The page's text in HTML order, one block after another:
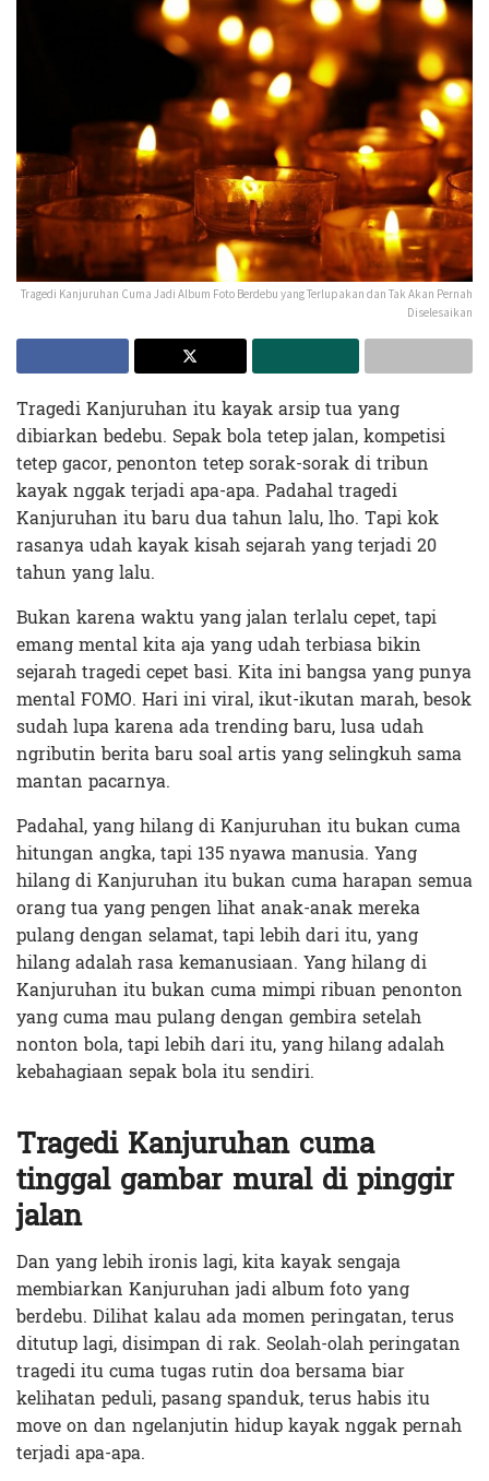
Tragedi Kanjuruhan Cuma Jadi Album Foto Berdebu yang Terlupakan dan Tak Akan Pernah
Diselesaikan
Tragedi Kanjuruhan itu kayak arsip tua yang
dibiarkan bedebu. Sepak bola tetep jalan, kompetisi
tetep gacor, penonton tetep sorak-sorak di tribun
kayak nggak terjadi apa-apa. Padahal tragedi
Kanjuruhan itu baru dua tahun lalu, lho. Tapi kok
rasanya udah kayak kisah sejarah yang terjadi 20
tahun yang lalu.
Bukan karena waktu yang jalan terlalu cepet, tapi
emang mental kita aja yang udah terbiasa bikin
sejarah tragedi cepet basi. Kita ini bangsa yang punya
mental FOMO. Hari ini viral, ikut-ikutan marah, besok
sudah lupa karena ada trending baru, lusa udah
ngributin berita baru soal artis yang selingkuh sama
mantan pacarnya.
Padahal, yang hilang di Kanjuruhan itu bukan cuma
hitungan angka, tapi 135 nyawa manusia. Yang
hilang di Kanjuruhan itu bukan cuma harapan semua
orang tua yang pengen lihat anak-anak mereka
pulang dengan selamat, tapi lebih dari itu, yang
hilang adalah rasa kemanusiaan. Yang hilang di
Kanjuruhan itu bukan cuma mimpi ribuan penonton
yang cuma mau pulang dengan gembira setelah
nonton bola, tapi lebih dari itu, yang hilang adalah
kebahagiaan sepak bola itu sendiri.
Tragedi Kanjuruhan cuma
tinggal gambar mural di pinggir
jalan
Dan yang lebih ironis lagi, kita kayak sengaja
membiarkan Kanjuruhan jadi album foto yang
berdebu. Dilihat kalau ada momen peringatan, terus
ditutup lagi, disimpan di rak. Seolah-olah peringatan
tragedi itu cuma tugas rutin doa bersama biar
kelihatan peduli, pasang spanduk, terus habis itu
move on dan ngelanjutin hidup kayak nggak pernah
terjadi apa-apa.